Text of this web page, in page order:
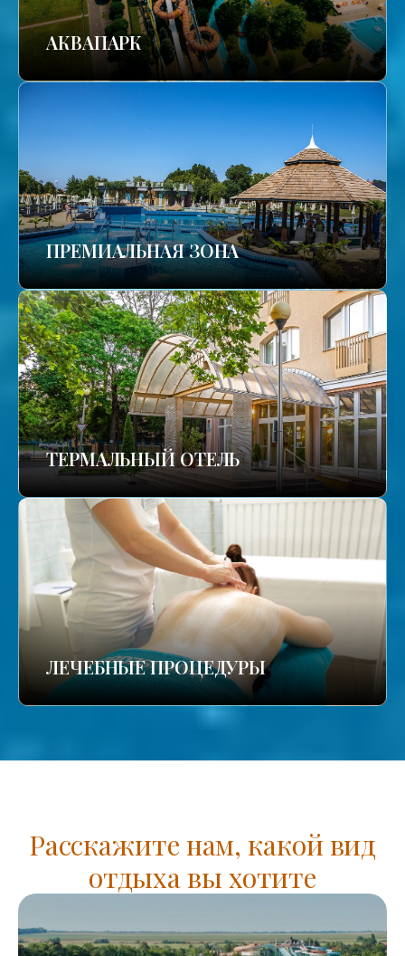
АКВАПАРК
ПРЕМИАЛЬНАЯ ЗОНА
ТЕРМАЛЬНЫЙ ОТЕЛЬ
ЛЕЧЕБНЫЕ ПРОЦЕДУРЫ
Расскажите нам, какой вид
отдыха вы хотите